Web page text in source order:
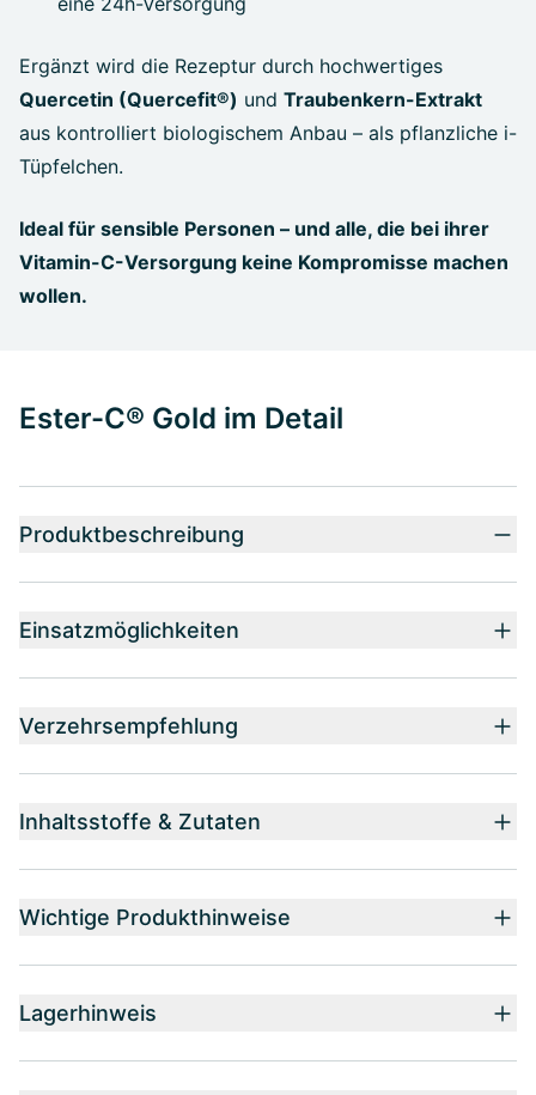
Ergänzt wird die Rezeptur durch hochwertiges
Quercetin (Quercefit®) und Traubenkern-Extrakt
aus kontrolliert biologischem Anbau – als pflanzliche i-
Tüpfelchen.
Ideal für sensible Personen – und alle, die bei ihrer
Vitamin-C-Versorgung keine Kompromisse machen
wollen.
Ester-C® Gold im Detail
Produktbeschreibung
Einsatzmöglichkeiten
Verzehrsempfehlung
Inhaltsstoffe & Zutaten
Wichtige Produkthinweise
Lagerhinweis